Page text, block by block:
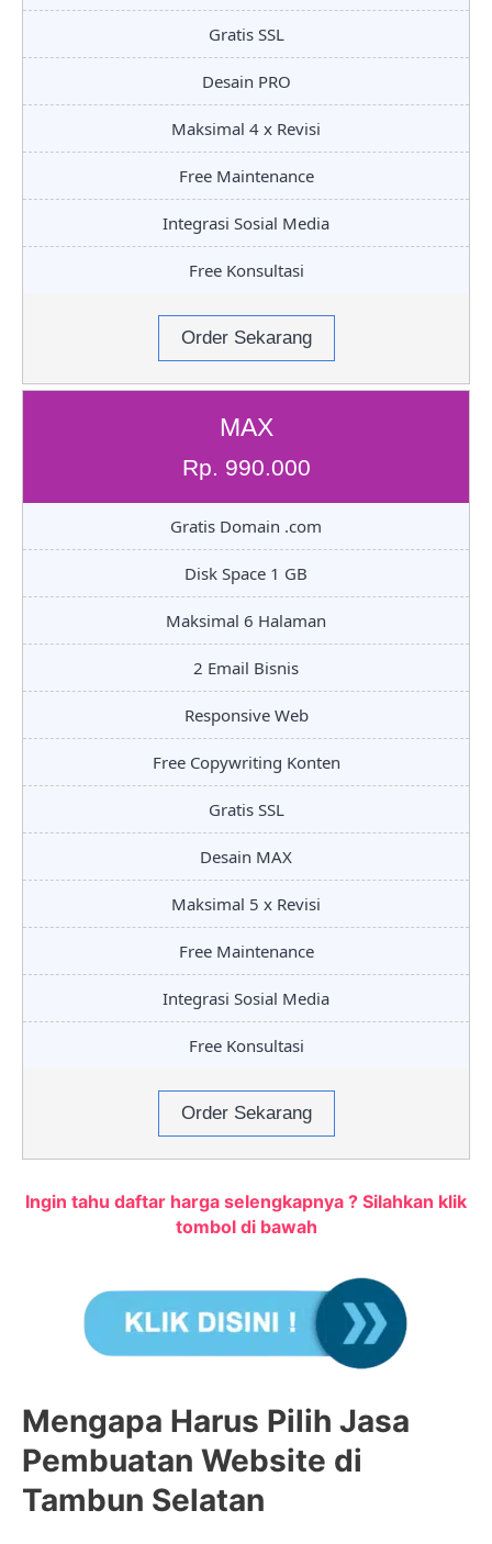
Gratis SSL
Desain PRO
Maksimal 4 x Revisi
Free Maintenance
Integrasi Sosial Media
Free Konsultasi
Order Sekarang
MAX
Rp. 990.000
Gratis Domain .com
Disk Space 1 GB
Maksimal 6 Halaman
2 Email Bisnis
Responsive Web
Free Copywriting Konten
Gratis SSL
Desain MAX
Maksimal 5 x Revisi
Free Maintenance
Integrasi Sosial Media
Free Konsultasi
Order Sekarang
Ingin tahu daftar harga selengkapnya ? Silahkan klik
tombol di bawah
Mengapa Harus Pilih Jasa
Pembuatan Website di
Tambun Selatan